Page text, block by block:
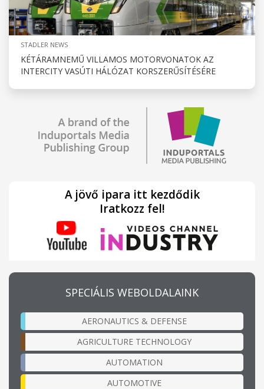
STADLER NEWS
KÉTÁRAMNEMŰ VILLAMOS MOTORVONATOK AZ
INTERCITY VASÚTI HÁLÓZAT KORSZERŰSÍTÉSÉRE
A jövő ipara itt kezdődik
Iratkozz fel!
SPECIÁLIS WEBOLDALAINK
AERONAUTICS & DEFENSE
AGRICULTURE TECHNOLOGY
AUTOMATION
AUTOMOTIVE